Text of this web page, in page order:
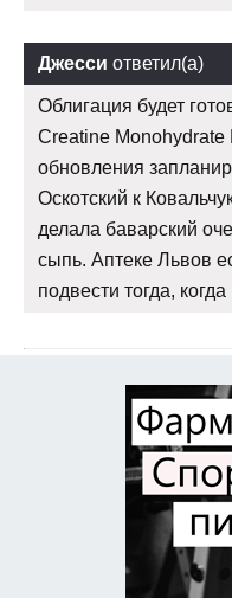
Джесси ответил(а)
Облигация будет
Creatine Monohydrate
обновления
Оскотский к
делала баварский
сыпь. Аптеке Львов
подвести тогда,